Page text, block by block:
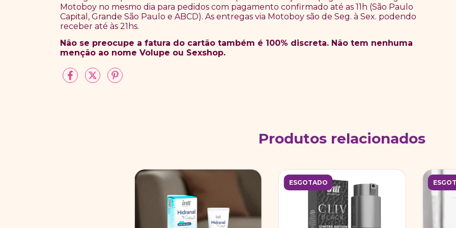
Motoboy no mesmo dia para pedidos com pagamento confirmado até as 11h (São Paulo
Capital, Grande São Paulo e ABCD). As entregas via Motoboy são de Seg. à Sex. podendo
receber até às 21hs.
Não se preocupe a fatura do cartão também é 100% discreta. Não tem nenhuma
menção ao nome Volupe ou Sexshop.
Produtos relacionados
ESGOTADO